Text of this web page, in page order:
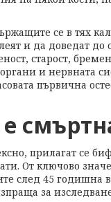
се в тях
и да доведат до
старост,
и нервната
първична
прилагат се
От ключово
след 45 годишна
за